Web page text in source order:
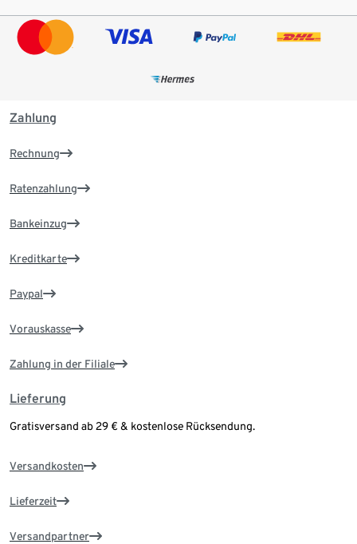
Zahlung
Rechnung
Ratenzahlung
Bankeinzug
Kreditkarte
Paypal
Vorauskasse
Zahlung in der Filiale
Lieferung
Gratisversand ab 29 € & kostenlose Rücksendung.
Versandkosten
Lieferzeit
Versandpartner